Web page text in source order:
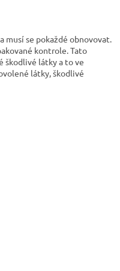
se pokaždé obnovovat.
kontrole. Tato
škodlivé látky a to ve
látky, škodlivé